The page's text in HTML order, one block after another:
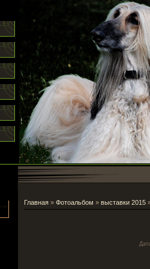
Главная » Фотоальбом » выставки 2015